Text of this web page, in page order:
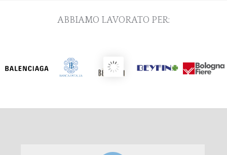
ABBIAMO LAVORATO PER: